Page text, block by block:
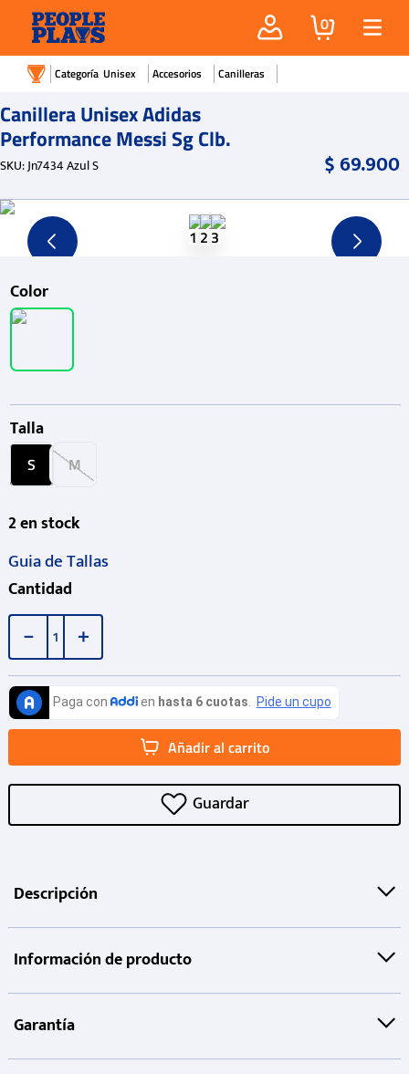
0
Unisex Accesorios Canilleras
Canillera Unisex Adidas
Performance Messi Sg Clb.
SKU:Jn7434 Azul S $69.900
Color
Talla
S M
2en stock
Guia de Tallas
Cantidad
＋
－
Añadir al carrito
Descripción
Información de producto
Garantía